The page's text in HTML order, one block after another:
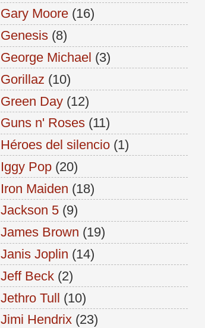
Gary Moore (16)
Genesis (8)
George Michael (3)
Gorillaz (10)
Green Day (12)
Guns n' Roses (11)
Héroes del silencio (1)
Iggy Pop (20)
Iron Maiden (18)
Jackson 5 (9)
James Brown (19)
Janis Joplin (14)
Jeff Beck (2)
Jethro Tull (10)
Jimi Hendrix (23)